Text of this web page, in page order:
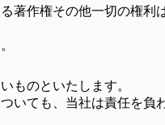
著作権その他一切の権利
ものといたします。
ても、当社は責任を負